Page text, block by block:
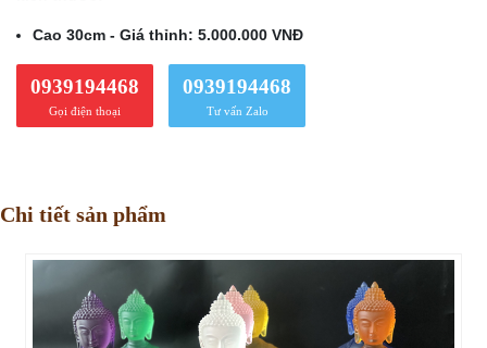
Cao 30cm - Giá thỉnh: 5.000.000 VNĐ
0939194468
Gọi điện thoại
0939194468
Tư vấn Zalo
Chi tiết sản phẩm